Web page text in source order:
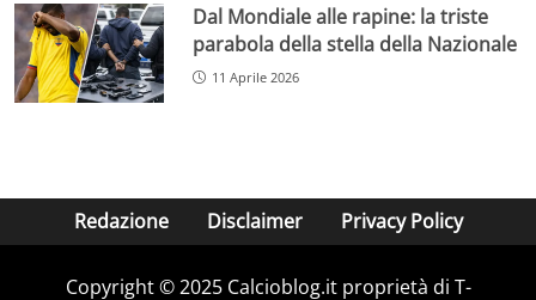
Dal Mondiale alle rapine: la triste
parabola della stella della Nazionale
11 Aprile 2026
Redazione Disclaimer Privacy Policy
Copyright © 2025 Calcioblog.it proprietà di T-